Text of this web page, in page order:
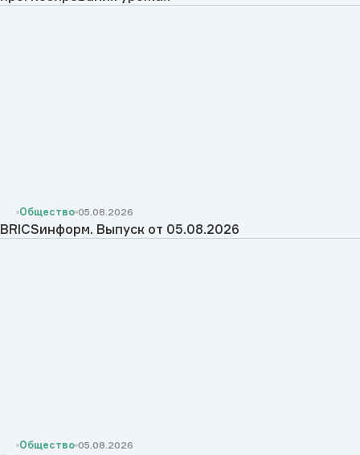
Общество 05.08.2026
BRICSинформ. Выпуск от 05.08.2026
Общество 05.08.2026